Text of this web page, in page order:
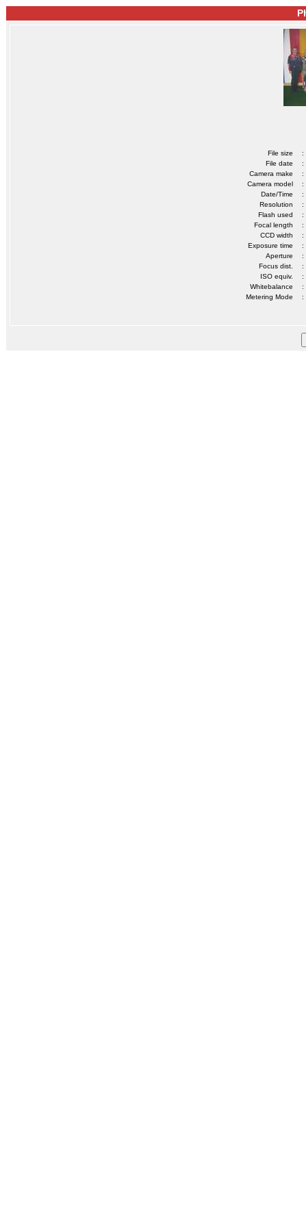
File size
:
File date
:
Camera make
:
Camera model
:
Date/Time
:
Resolution
:
Flash used
:
Focal length
:
CCD width
:
Exposure time
:
Aperture
:
Focus dist.
:
ISO equiv.
:
Whitebalance
:
Metering Mode
: